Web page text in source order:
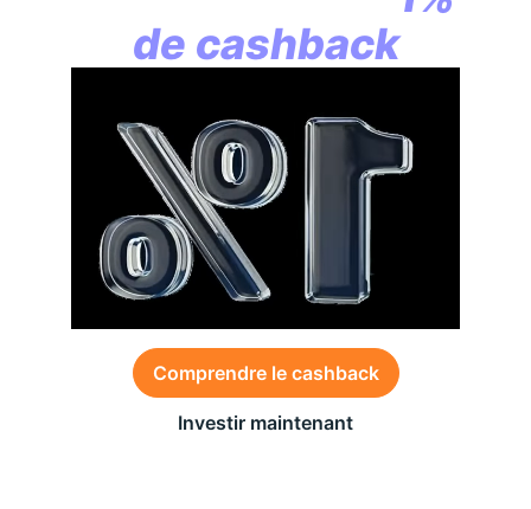
de cashback
Comprendre le cashback
Investir maintenant